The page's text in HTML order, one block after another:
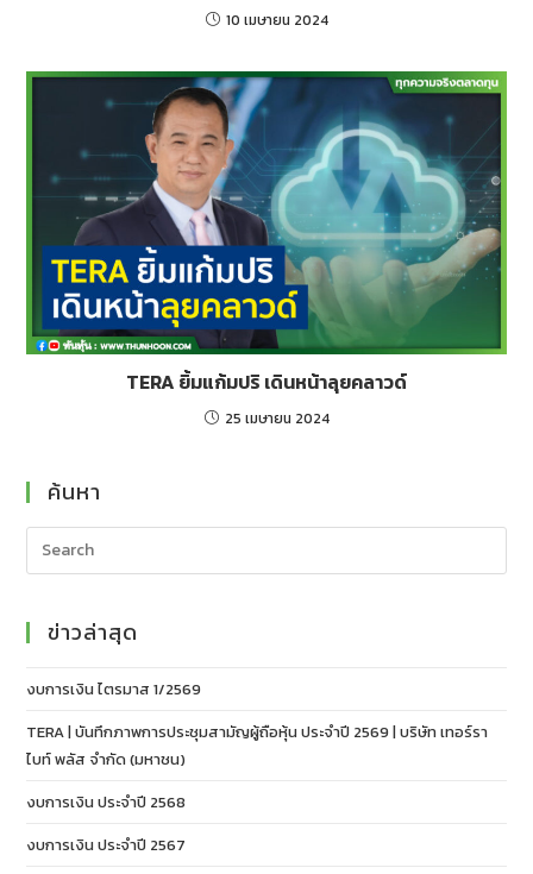
10 เมษายน 2024
TERA ยิ้มแก้มปริ เดินหน้าลุยคลาวด์
25 เมษายน 2024
ค้นหา
ข่าวล่าสุด
งบการเงิน ไตรมาส 1/2569
TERA | บันทึกภาพการประชุมสามัญผู้ถือหุ้น ประจำปี 2569 | บริษัท เทอร์รา
ไบท์ พลัส จำกัด (มหาชน)
งบการเงิน ประจำปี 2568
งบการเงิน ประจำปี 2567